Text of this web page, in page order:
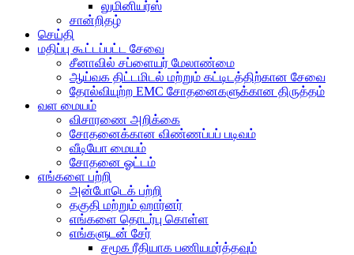
லுமினியர்ஸ்
சான்றிதழ்
செய்தி
மதிப்பு கூட்டப்பட்ட சேவை
சீனாவில் சப்ளையர் மேலாண்மை
ஆய்வக திட்டமிடல் மற்றும் கட்டிடத்திற்கான சேவை
தோல்வியுற்ற EMC சோதனைகளுக்கான திருத்தம்
வள மையம்
விசாரணை அறிக்கை
சோதனைக்கான விண்ணப்பப் படிவம்
வீடியோ மையம்
சோதனை ஓட்டம்
எங்களை பற்றி
அன்போடெக் பற்றி
தகுதி மற்றும் ஹார்னர்
எங்களை தொடர்பு கொள்ள
எங்களுடன் சேர்
சமூக ரீதியாக பணியமர்த்தவும்